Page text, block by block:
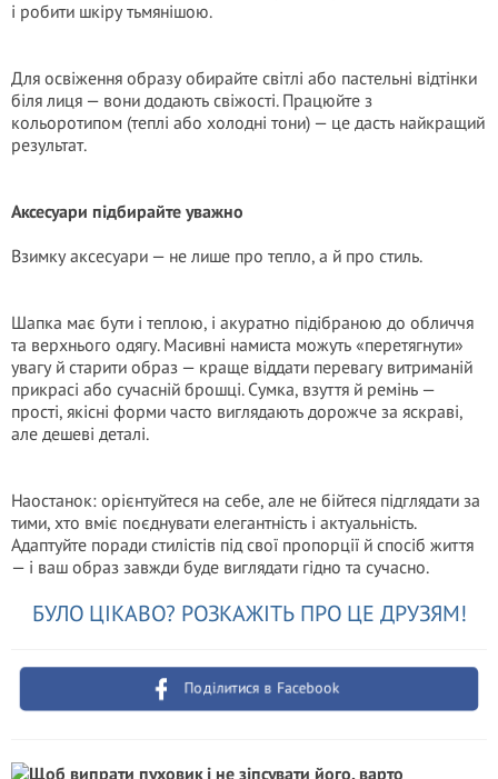
і робити шкіру тьмянішою.
Для освіження образу обирайте світлі або пастельні відтінки
біля лиця — вони додають свіжості. Працюйте з
кольоротипом (теплі або холодні тони) — це дасть найкращий
результат.
Аксесуари підбирайте уважно
Взимку аксесуари — не лише про тепло, а й про стиль.
Шапка має бути і теплою, і акуратно підібраною до обличчя
та верхнього одягу. Масивні намиста можуть «перетягнути»
увагу й старити образ — краще віддати перевагу витриманій
прикрасі або сучасній брошці. Сумка, взуття й ремінь —
прості, якісні форми часто виглядають дорожче за яскраві,
але дешеві деталі.
Наостанок: орієнтуйтеся на себе, але не бійтеся підглядати за
тими, хто вміє поєднувати елегантність і актуальність.
Адаптуйте поради стилістів під свої пропорції й спосіб життя
— і ваш образ завжди буде виглядати гідно та сучасно.
БУЛО ЦІКАВО? РОЗКАЖІТЬ ПРО ЦЕ ДРУЗЯМ!
Поділитися в Facebook